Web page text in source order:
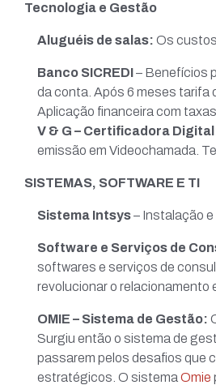
Tecnologia e Gestão
Aluguéis de salas: Os
Banco SICREDI– Benefícios
da conta. Após 6 meses tarifa
Aplicação financeira com
V & G – Certificadora
emissão em Videochamada.
SISTEMAS, SOFTWARE E TI
Sistema Intsys– Instalação e
Software e Serviços de
softwares e serviços de
revolucionar o relacionamento
OMIE – Sistema de Gestão:
Surgiu então o sistema de
passarem pelos desafios que
estratégicos. O sistema Omie